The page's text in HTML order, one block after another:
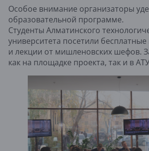
Особое внимание организаторы
образовательной программе.
Студенты Алматинского
университета посетили бесплатные
и лекции от мишленовских шефов.
как на площадке проекта, так и в